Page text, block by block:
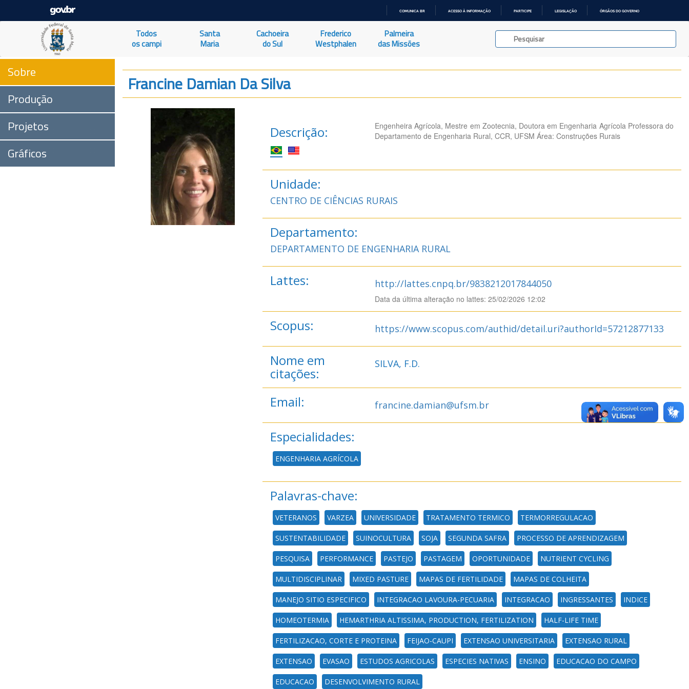
O
COMUNICA BR ACESSO À INFORMAÇÃO PARTICIPE LEGISLAÇÃO ÓRGÃOS DO GOVERNO
Todos
os campi
Santa
Maria
Cachoeira
do Sul
Frederico
Westphalen
Palmeira
das Missões
Sobre
Produção
Projetos
Gráficos
Francine Damian Da Silva
Descrição:
Engenheira Agrícola, Mestre em Zootecnia, Doutora em Engenharia Agrícola Professora do
Departamento de Engenharia Rural, CCR, UFSM Área: Construções Rurais
Unidade:
CENTRO DE CIÊNCIAS RURAIS
Departamento:
DEPARTAMENTO DE ENGENHARIA RURAL
Lattes: http://lattes.cnpq.br/9838212017844050
Data da última alteração no lattes: 25/02/2026 12:02
Scopus: https://www.scopus.com/authid/detail.uri?authorId=57212877133
Nome em
citações:
SILVA, F.D.
Email: francine.damian@ufsm.br
Especialidades:
ENGENHARIA AGRÍCOLA
Palavras-chave:
VETERANOS VARZEA UNIVERSIDADE TRATAMENTO TERMICO TERMORREGULACAO
SUSTENTABILIDADE SUINOCULTURA SOJA SEGUNDA SAFRA PROCESSO DE APRENDIZAGEM
PESQUISA PERFORMANCE PASTEJO PASTAGEM OPORTUNIDADE NUTRIENT CYCLING
MULTIDISCIPLINAR MIXED PASTURE MAPAS DE FERTILIDADE MAPAS DE COLHEITA
MANEJO SITIO ESPECIFICO INTEGRACAO LAVOURA-PECUARIA INTEGRACAO INGRESSANTES INDICE
HOMEOTERMIA HEMARTHRIA ALTISSIMA, PRODUCTION, FERTILIZATION HALF-LIFE TIME
FERTILIZACAO, CORTE E PROTEINA FEIJAO-CAUPI EXTENSAO UNIVERSITARIA EXTENSAO RURAL
EXTENSAO EVASAO ESTUDOS AGRICOLAS ESPECIES NATIVAS ENSINO EDUCACAO DO CAMPO
EDUCACAO DESENVOLVIMENTO RURAL